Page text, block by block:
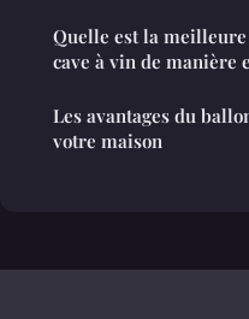
Quelle est la
cave à vin de manière
Les avantages du
votre maison